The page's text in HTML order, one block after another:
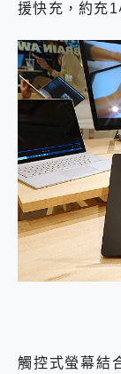
援快充，約充1
觸控式螢幕結